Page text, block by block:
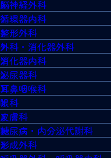
脳神経外科
循環器内科
整形外科
外科・消化器外科
消化器内科
泌尿器科
耳鼻咽喉科
眼科
皮膚科
糖尿病・内分泌代謝科
形成外科